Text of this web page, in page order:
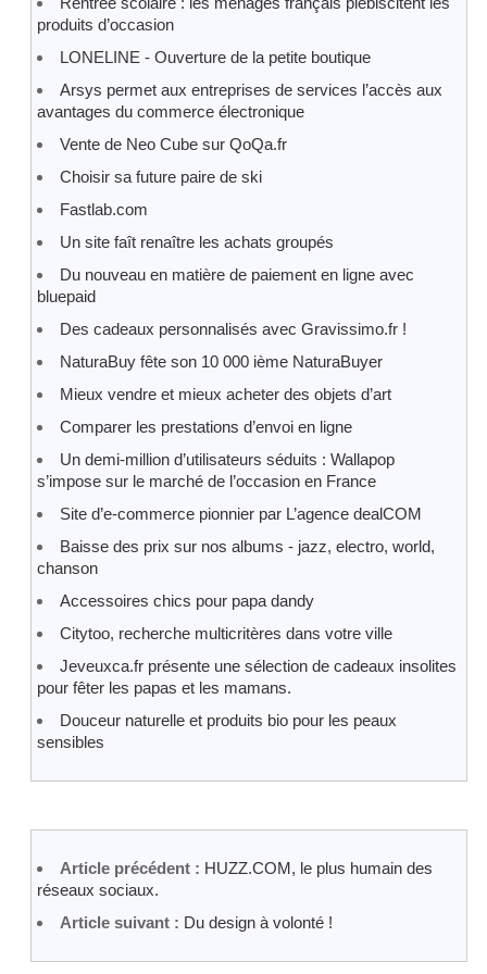
produits d’occasion
LONELINE - Ouverture de la petite boutique
Arsys permet aux entreprises de services l’accès aux
avantages du commerce électronique
Vente de Neo Cube sur QoQa.fr
Choisir sa future paire de ski
Fastlab.com
Un site faît renaître les achats groupés
Du nouveau en matière de paiement en ligne avec
bluepaid
Des cadeaux personnalisés avec Gravissimo.fr !
NaturaBuy fête son 10 000 ième NaturaBuyer
Mieux vendre et mieux acheter des objets d’art
Comparer les prestations d’envoi en ligne
Un demi-million d’utilisateurs séduits : Wallapop
s’impose sur le marché de l’occasion en France
Site d’e-commerce pionnier par L’agence dealCOM
Baisse des prix sur nos albums - jazz, electro, world,
chanson
Accessoires chics pour papa dandy
Citytoo, recherche multicritères dans votre ville
Jeveuxca.fr présente une sélection de cadeaux insolites
pour fêter les papas et les mamans.
Douceur naturelle et produits bio pour les peaux
sensibles
Article précédent : HUZZ.COM, le plus humain des
réseaux sociaux.
Article suivant : Du design à volonté !